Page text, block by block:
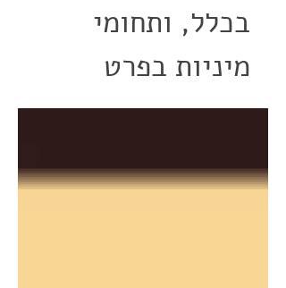
בכלל, ותחומי
מיניות בפרט